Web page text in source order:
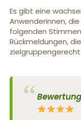
Es gibt eine
Anwenderinnen,
folgenden
Rückmeldungen,